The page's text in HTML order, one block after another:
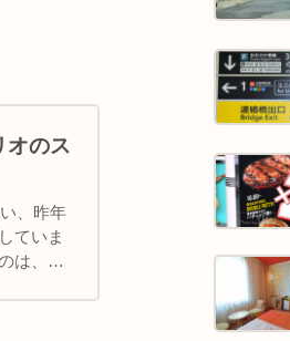
オのス
、昨年
ていま
は、販